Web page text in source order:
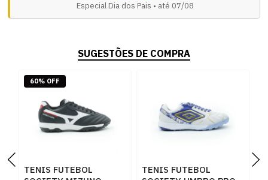
Especial Dia dos Pais • até 07/08
SUGESTÕES DE COMPRA
TENIS FUTEBOL
60% OFF
TENIS FUTEBOL